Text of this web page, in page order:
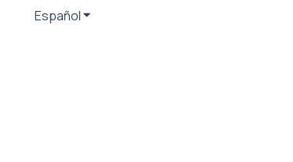
EspañolTraducciones de Mostrar submenú de